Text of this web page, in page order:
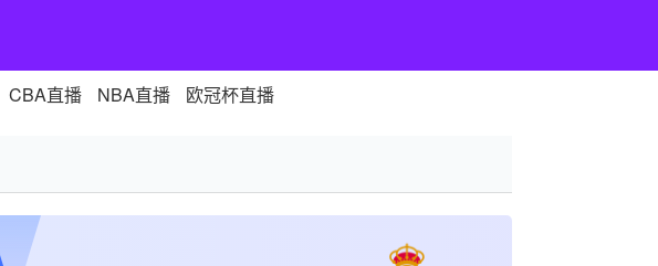
CBA直播 NBA直播 欧冠杯直播